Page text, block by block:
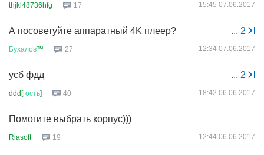
thjkl48736hfg 17 15:45 07.06.2017
... 2
А посоветуйте аппаратный 4K плеер?
Бухалов™ 27 12:34 07.06.2017
... 2
усб фдд
ddd[гость] 40 18:42 06.06.2017
Помогите выбрать корпус)))
Riasoft 19 12:44 06.06.2017